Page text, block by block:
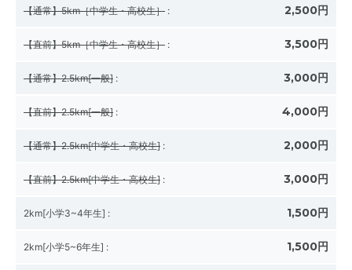
【通常】5km［中学生・高校生］ : 2,500円
【直前】5km［中学生・高校生］ : 3,500円
【通常】2.5km[一般] : 3,000円
【直前】2.5km[一般] : 4,000円
【通常】2.5km[中学生・高校生] : 2,000円
【直前】2.5km[中学生・高校生] : 3,000円
2km[小学3~4年生] : 1,500円
2km[小学5~6年生] : 1,500円